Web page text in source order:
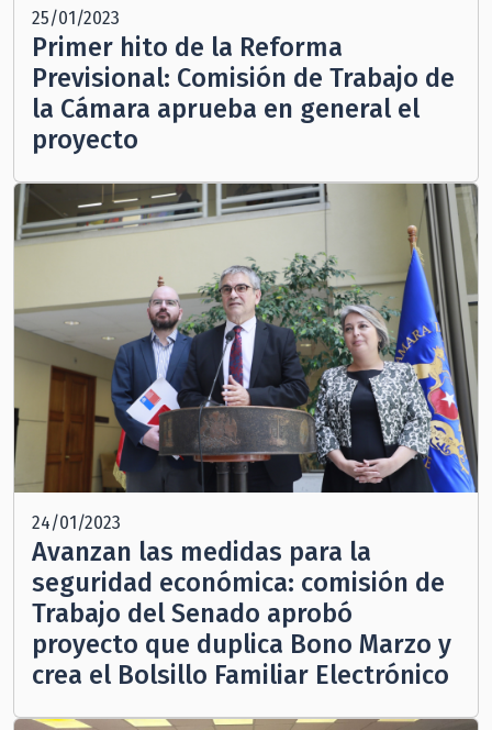
25/01/2023
Primer hito de la Reforma
Previsional: Comisión de Trabajo de
la Cámara aprueba en general el
proyecto
24/01/2023
Avanzan las medidas para la
seguridad económica: comisión de
Trabajo del Senado aprobó
proyecto que duplica Bono Marzo y
crea el Bolsillo Familiar Electrónico